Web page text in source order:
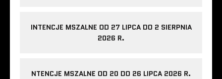
INTENCJE MSZALNE OD 27 LIPCA DO 2 SIERPNIA
2026 R.
NTENCJE MSZALNE OD 20 DO 26 LIPCA 2026 R.